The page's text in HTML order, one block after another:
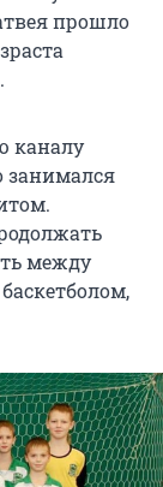
прошло
каналу
занимался
между